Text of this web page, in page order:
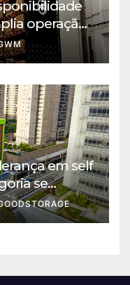
operação
em self
se